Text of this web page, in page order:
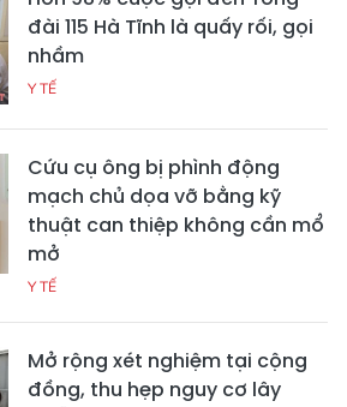
đài 115 Hà Tĩnh là quấy rối, gọi
nhầm
Y TẾ
Cứu cụ ông bị phình động
mạch chủ dọa vỡ bằng kỹ
thuật can thiệp không cần mổ
mở
Y TẾ
Mở rộng xét nghiệm tại cộng
đồng, thu hẹp nguy cơ lây